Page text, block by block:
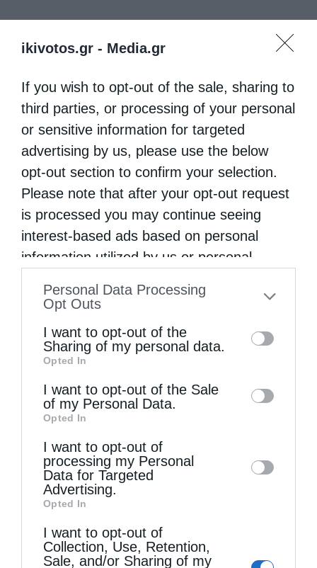
ikivotos.gr - Media.gr
If you wish to opt-out of the sale, sharing to
third parties, or processing of your personal
or sensitive information for targeted
advertising by us, please use the below
opt-out section to confirm your selection.
Please note that after your opt-out request
is processed you may continue seeing
interest-based ads based on personal
information utilized by us or personal
to your opt-out. You may separately opt-out
information by third parties on the IAB’s list
of downstream participants. This
information may also be disclosed by us to
third parties on theIAB’s List of
Downstream Participants
disclose it to other third parties.
Personal Data Processing
Opt Outs
I want to opt-out of the
Sharing of my personal data.
Opted In
I want to opt-out of the Sale
of my Personal Data.
Opted In
I want to opt-out of
processing my Personal
Data for Targeted
Advertising.
Opted In
I want to opt-out of
Collection, Use, Retention,
Sale, and/or Sharing of my
Κακό και εκδίκηση
Χειροτονία Διακόνου από τον Αρχιεπίσκοπο
Αυστραλίας στην Ιερά Επισκοπή Χώρας